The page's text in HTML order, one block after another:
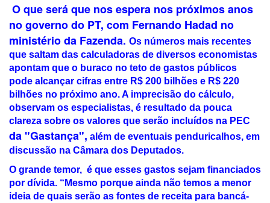
O que será que nos espera nos próximos anos
no governo do PT, com Fernando Hadad no
ministério da Fazenda. Os números mais recentes
que saltam das calculadoras de diversos economistas
apontam que o buraco no teto de gastos públicos
pode alcançar cifras entre R$ 200 bilhões e R$ 220
bilhões no próximo ano. A imprecisão do cálculo,
observam os especialistas, é resultado da pouca
clareza sobre os valores que serão incluídos na PEC
da "Gastança", além de eventuais penduricalhos, em
discussão na Câmara dos Deputados.
O grande temor, é que esses gastos sejam financiados
por dívida. “Mesmo porque ainda não temos a menor
ideia de quais serão as fontes de receita para bancá-